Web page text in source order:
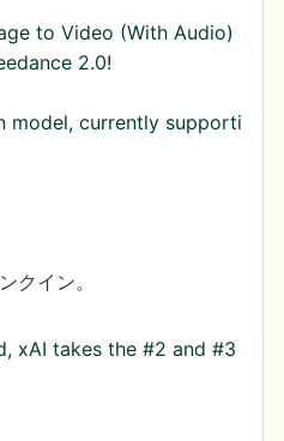
to Video (With Audio)
2.0!
model, currently supporti
クイン。
xAI takes the #2 and #3